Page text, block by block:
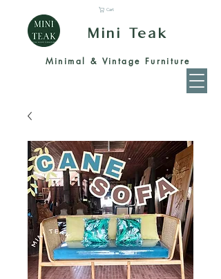
Mini Teak
Minimal & Vintage Furniture
Cart